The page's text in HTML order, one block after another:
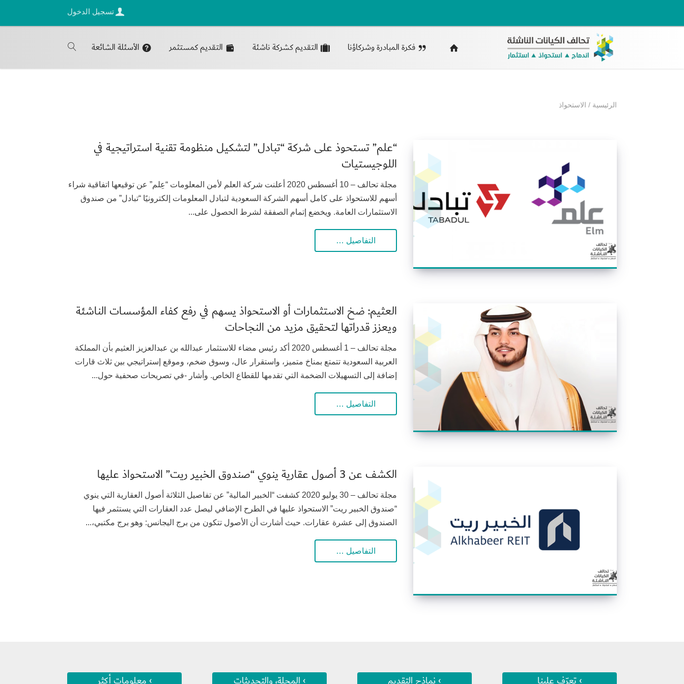
تسجيل الدخول
فكرة المبادرة وشركاؤنا التقديم كشركة ناشئة التقديم كمستثمر الأسئلة الشائعة
الرئيسية / الاستحواذ
“علم” تستحوذ على شركة “تبادل” لتشكيل منظومة تقنية استراتيجية في
اللوجيستيات
مجلة تحالف – 10 أغسطس 2020 أعلنت شركة العلم لأمن المعلومات “عِلم” عن توقيعها اتفاقية شراء
أسهم للاستحواذ على كامل أسهم الشركة السعودية لتبادل المعلومات إلكترونيًا “تبادل” من صندوق
الاستثمارات العامة. ويخضع إتمام الصفقة لشرط الحصول على...
التفاصيل …
العثيم: ضخ الاستثمارات أو الاستحواذ يسهم في رفع كفاء المؤسسات الناشئة
ويعزز قدراتها لتحقيق مزيد من النجاحات
مجلة تحالف – 1 أغسطس 2020 أكد رئيس مضاء للاستثمار عبدالله بن عبدالعزيز العثيم بأن المملكة
العربية السعودية تتمتع بمناخ متميز، واستقرار عال، وسوق ضخم، وموقع إستراتيجي بين ثلاث قارات
إضافة إلى التسهيلات الضخمة التي تقدمها للقطاع الخاص. وأشار -في تصريحات صحفية حول...
التفاصيل …
الكشف عن 3 أصول عقارية ينوي “صندوق الخبير ريت” الاستحواذ عليها
مجلة تحالف – 30 يوليو 2020 كشفت “الخبير المالية” عن تفاصيل الثلاثة أصول العقارية التي ينوي
“صندوق الخبير ريت” الاستحواذ عليها في الطرح الإضافي ليصل عدد العقارات التي يستثمر فيها
الصندوق إلى عشرة عقارات. حيث أشارت أن الأصول تتكون من برج اليجانس: وهو برج مكتبي،...
التفاصيل …
› تعرّف علينا › نماذج التقديم › المجلة، والتحديثات › معلومات أكثر